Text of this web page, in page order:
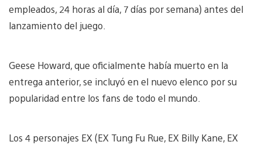
empleados, 24 horas al día, 7 días por semana) antes del
lanzamiento del juego.
Geese Howard, que oficialmente había muerto en la
entrega anterior, se incluyó en el nuevo elenco por su
popularidad entre los fans de todo el mundo.
Los 4 personajes EX (EX Tung Fu Rue, EX Billy Kane, EX